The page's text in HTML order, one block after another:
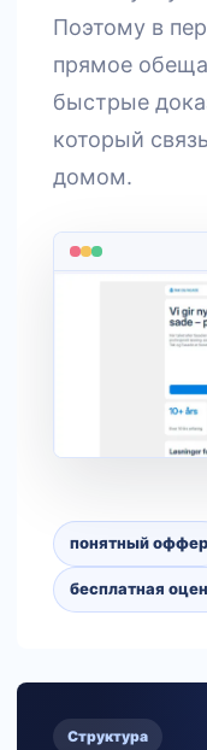
Поэтому в
прямое
быстрые
который
домом.
понятный оффер
бесплатная
Структура